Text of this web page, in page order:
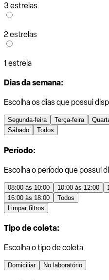
3 estrelas
2 estrelas
1 estrela
Dias da semana:
Escolha os dias que possui
Segunda-feira Terça-feira
Sábado
Todos
Período:
Escolha o período que possui
08:00 às 10:00 10:00 às 12:00
16:00 às 18:00
Todos
Limpar filtros
Tipo de coleta:
Escolha o tipo de coleta
Domiciliar No laboratório